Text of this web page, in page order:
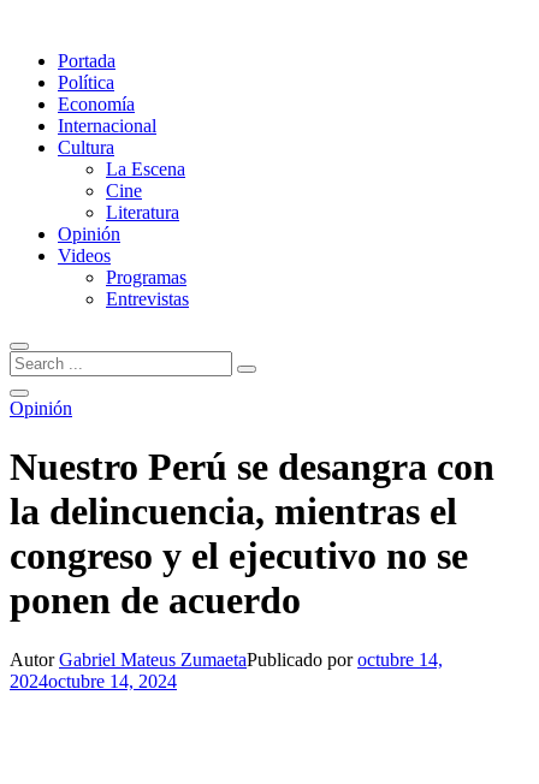
Portada
Política
Economía
Internacional
Cultura
La Escena
Cine
Literatura
Opinión
Videos
Programas
Entrevistas
Opinión
Nuestro Perú se desangra con
la delincuencia, mientras el
congreso y el ejecutivo no se
ponen de acuerdo
AutorGabriel Mateus ZumaetaPublicado poroctubre 14,
2024octubre 14, 2024